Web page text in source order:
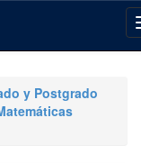
y Postgrado